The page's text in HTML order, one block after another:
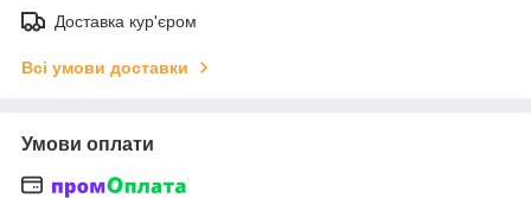
Доставка кур'єром
Всі умови доставки
Умови оплати